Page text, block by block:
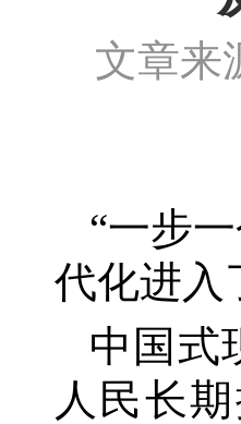
文章
“一步
代化进入
中国式
人民长